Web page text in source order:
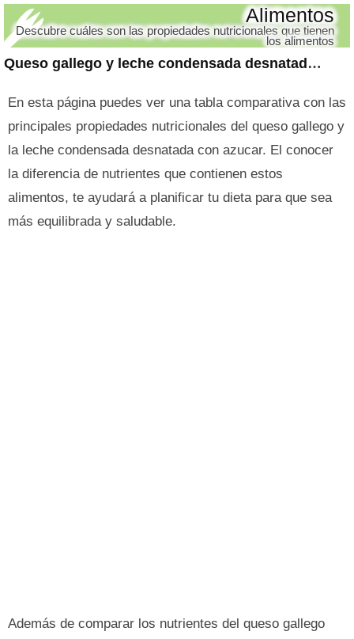
Queso gallego y leche condensada desnatada con azucar
Alimentos
Descubre cuáles son las propiedades nutricionales que tienen
los alimentos
En esta página puedes ver una tabla comparativa con las
principales propiedades nutricionales del queso gallego y
la leche condensada desnatada con azucar. El conocer
la diferencia de nutrientes que contienen estos
alimentos, te ayudará a planificar tu dieta para que sea
más equilibrada y saludable.
Además de comparar los nutrientes del queso gallego